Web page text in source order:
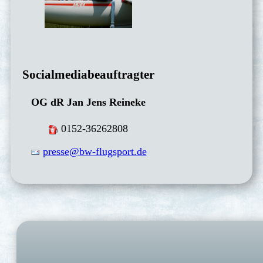
Socialmediabeauftragter
OG dR Jan Jens Reineke
0152-36262808
presse@bw-flugsport.de